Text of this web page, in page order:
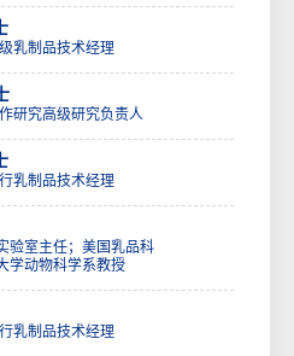
乳制品技术经理
研究高级研究负责人
乳制品技术经理
验室主任；美国乳品科
学动物科学系教授
乳制品技术经理